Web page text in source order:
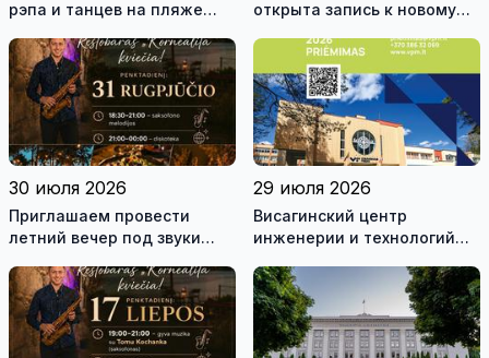
рэпа и танцев на пляже
открыта запись к новому
30 июля 2026
Приглашаем провести
летний вечер под звуки
озера!
29 июля 2026
Висагинский центр
инженерии и технологий